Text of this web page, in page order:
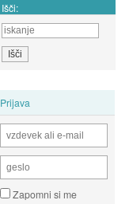
Išči:
Prijava
Zapomni si me